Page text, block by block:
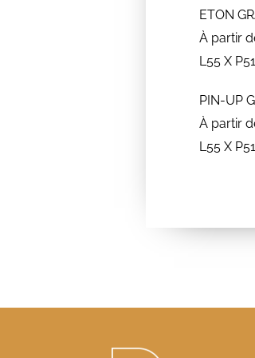
ETON
À partir
L55 X
PIN-UP
À partir
L55 X